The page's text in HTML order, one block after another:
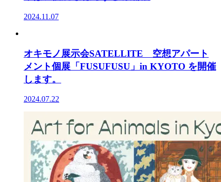
2024.11.07
オキモノ展示会SATELLITE 空想アパート
メント個展「FUSUFUSU」in KYOTO を開催
します。
2024.07.22